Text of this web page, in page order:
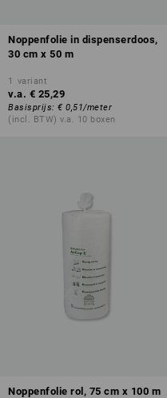
Noppenfolie in dispenserdoos,
30 cm x 50 m
1 variant
v.a. € 25,29
Basisprijs: € 0,51/meter
(incl. BTW) v.a. 10 boxen
Noppenfolie rol, 75 cm x 100 m